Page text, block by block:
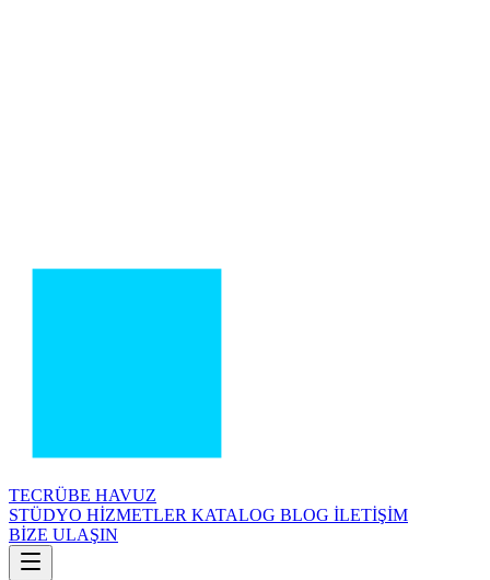
TECRÜBE HAVUZ
STÜDYO HİZMETLER KATALOG BLOG İLETİŞİM
BİZE ULAŞIN